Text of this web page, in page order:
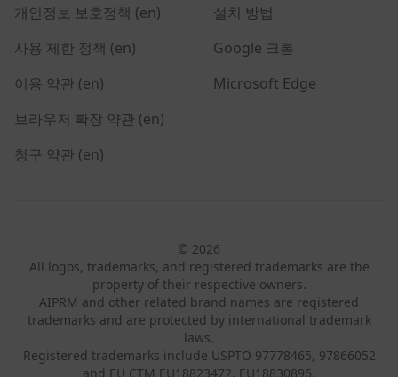
개인정보 보호정책 (en)
사용 제한 정책 (en)
이용 약관 (en)
브라우저 확장 약관 (en)
청구 약관 (en)
설치 방법
Google 크롬
Microsoft Edge
© 2026
All logos, trademarks, and registered trademarks are the
property of their respective owners.
AIPRM and other related brand names are registered
trademarks and are protected by international trademark
laws.
Registered trademarks include USPTO 97778465, 97866052
and EU CTM EU18823472, EU18830896.